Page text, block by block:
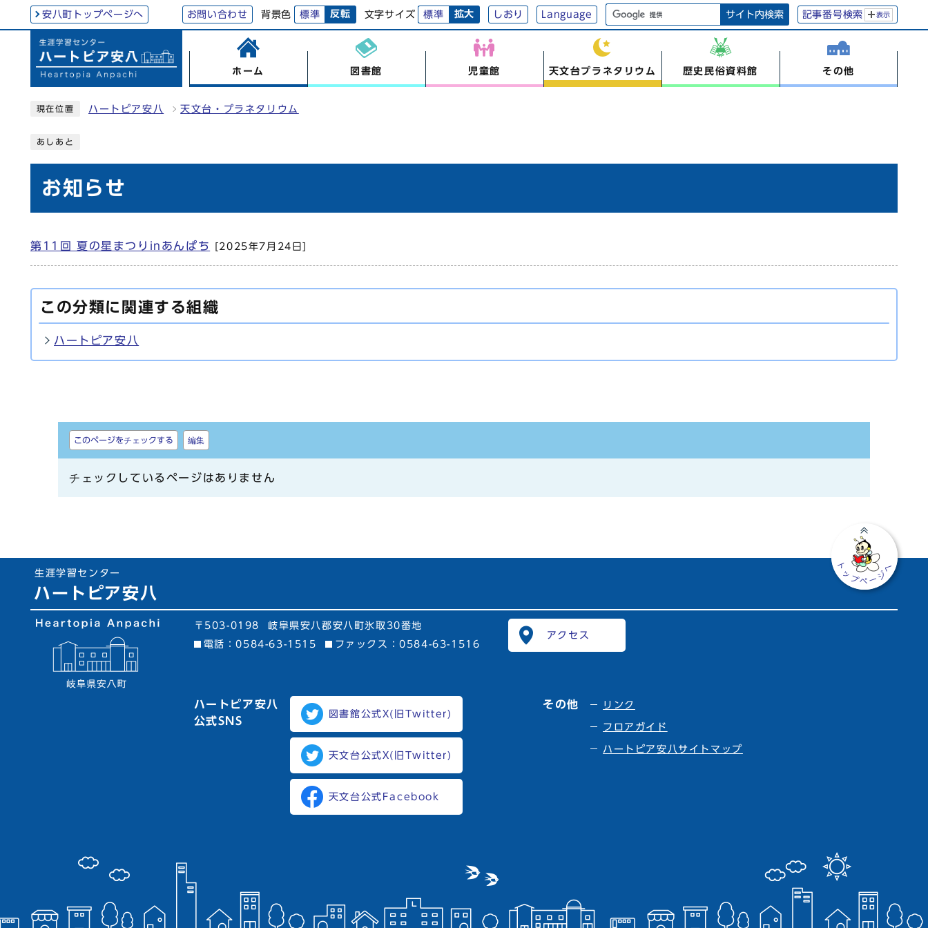
安八町トップページへ お問い合わせ 背景色 標準 反転 文字サイズ 標準 拡大 しおり Language サイト内検索 記事番号検索 表示
ホーム 図書館 児童館 天文台プラネタリウム 歴史民俗資料館 その他
現在位置 ハートピア安八 天文台・プラネタリウム
あしあと
お知らせ
第11回 夏の星まつりinあんぱち [2025年7月24日]
この分類に関連する組織
ハートピア安八
しおり
このページをチェックする 編集
チェックしているページはありません
生涯学習センター
ハートピア安八
〒503-0198
岐阜県安八郡安八町氷取30番地
電話：0584-63-1515 ファックス：0584-63-1516
アクセス
ハートピア安八
公式SNS
図書館公式X(旧Twitter)
天文台公式X(旧Twitter)
天文台公式Facebook
その他 リンク
フロアガイド
ハートピア安八サイトマップ